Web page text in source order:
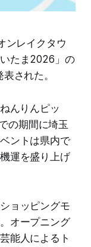
ンレイクタウ
たま2026」の
された。
んりんピッ
の期間に埼玉
ントは県内で
運を盛り上げ
ョッピングモ
オープニング
能人によるト